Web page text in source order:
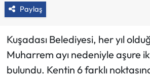
Paylaş
Kuşadası Belediyesi, her yıl
Muharrem ayı nedeniyle aşure
bulundu. Kentin 6 farklı